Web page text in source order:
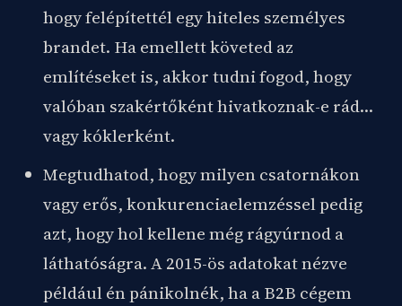
hogy felépítettél egy hiteles személyes
brandet. Ha emellett követed az
említéseket is, akkor tudni fogod, hogy
valóban szakértőként hivatkoznak-e rád…
vagy kóklerként.
Megtudhatod, hogy milyen csatornákon
vagy erős, konkurenciaelemzéssel pedig
azt, hogy hol kellene még rágyúrnod a
láthatóságra. A 2015-ös adatokat nézve
például én pánikolnék, ha a B2B cégem